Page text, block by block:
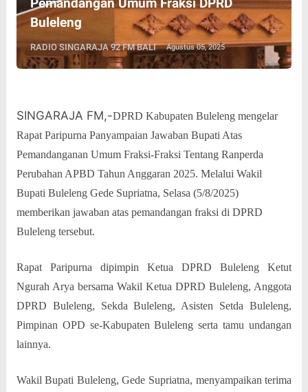
Buleleng
RADIO SINGARAJA 92 FM BALI Agustus 05, 2025
SINGARAJA FM,-DPRD Kabupaten Buleleng mengelar
Rapat Paripurna Panyampaian Jawaban Bupati Atas
Pemandanganan Umum Fraksi-Fraksi Tentang Ranperda
Perubahan APBD Tahun Anggaran 2025. Melalui Wakil
Bupati Buleleng Gede Supriatna, Selasa (5/8/2025)
memberikan jawaban atas pemandangan fraksi di DPRD
Buleleng tersebut.
Rapat Paripurna dipimpin Ketua DPRD Buleleng Ketut
Ngurah Arya bersama Wakil Ketua DPRD Buleleng, Anggota
DPRD Buleleng, Sekda Buleleng, Asisten Setda Buleleng,
Pimpinan OPD se-Kabupaten Buleleng serta tamu undangan
lainnya.
Wakil Bupati Buleleng, Gede Supriatna, menyampaikan terima